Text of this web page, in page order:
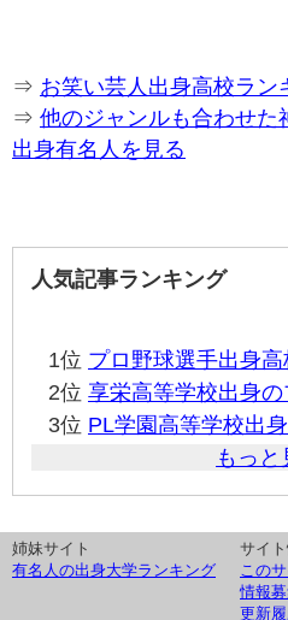
⇒ お笑い芸人出身高校ラン
⇒ 他のジャンルも合わせた
出身有名人を見る
人気記事ランキング
1位 プロ野球選手出身
2位 享栄高等学校出身
3位 PL学園高等学校出
もっと
姉妹サイト
有名人の出身大学ランキング
サイ
この
情報
更新履